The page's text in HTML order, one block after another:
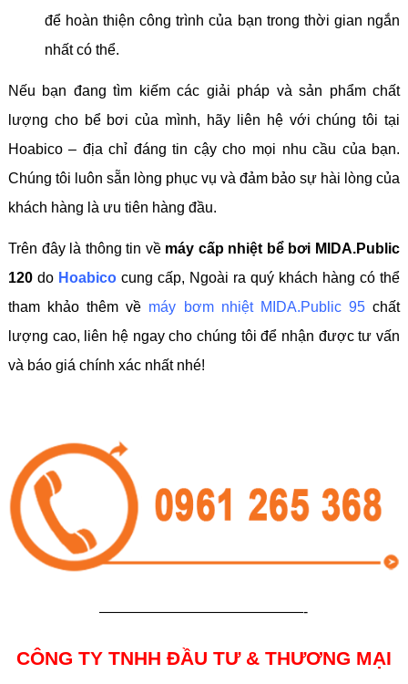
để hoàn thiện công trình của bạn trong thời gian ngắn
nhất có thể.
Nếu bạn đang tìm kiếm các giải pháp và sản phẩm chất
lượng cho bể bơi của mình, hãy liên hệ với chúng tôi tại
Hoabico – địa chỉ đáng tin cậy cho mọi nhu cầu của bạn.
Chúng tôi luôn sẵn lòng phục vụ và đảm bảo sự hài lòng của
khách hàng là ưu tiên hàng đầu.
Trên đây là thông tin về máy cấp nhiệt bể bơi MIDA.Public
120do Hoabicocung cấp, Ngoài ra quý khách hàng có thể
tham khảo thêm về máy bơm nhiệt MIDA.Public 95chất
lượng cao, liên hệ ngay cho chúng tôi để nhận được tư vấn
và báo giá chính xác nhất nhé!
——————————————-
CÔNG TY TNHH ĐẦU TƯ & THƯƠNG MẠI